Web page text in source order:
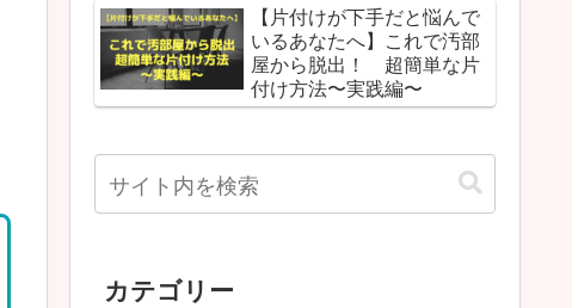
【片付けが下手だと悩んで
いるあなたへ】これで汚部
屋から脱出！ 超簡単な片
付け方法〜実践編〜
カテゴリー